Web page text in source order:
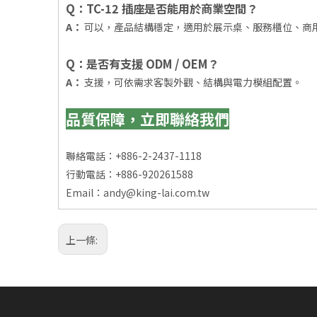
Q：TC-12 插座是否能用於商業空間？
A： 可以，產品結構穩定，適用於展示桌、服務櫃位、商
Q：是否有支援 ODM / OEM？
A： 支援，可依需求客製外觀、結構與電力模組配置。
品質保障，立即聯絡我們
聯絡電話：+886-2-2437-1118
行動電話：+886-920261588
Email： andy@king-lai.com.tw
上一條: